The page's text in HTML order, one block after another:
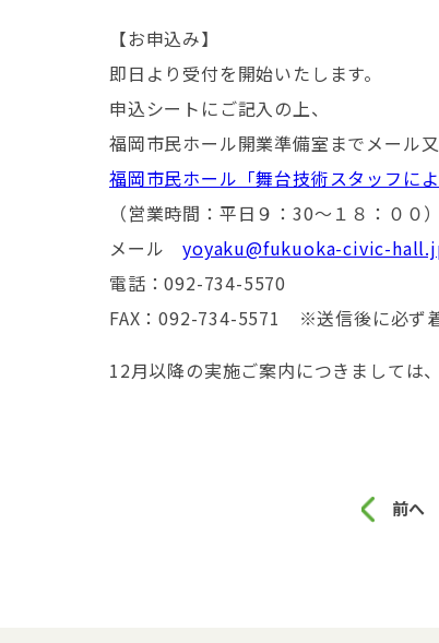
【お申込み】
即日より受付を開始いたします。
申込シートにご記入の上、
福岡市民ホール開業準備室までメール
福岡市民ホール「舞台技術スタッフに
（営業時間：平日９：30～１８：００）
メールyoyaku@fukuoka-civic-
電話：092-734-5570
FAX：092-734-5571 ※送信後に必ず
12月以降の実施ご案内につきましては
前へ